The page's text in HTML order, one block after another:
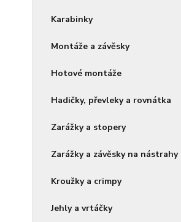
Karabinky
Montáže a závěsky
Hotové montáže
Hadičky, převleky a rovnátka
Zarážky a stopery
Zarážky a závěsky na nástrahy
Kroužky a crimpy
Jehly a vrtáčky